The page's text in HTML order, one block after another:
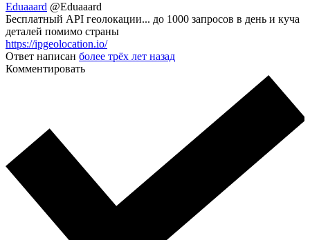
Eduaaard @Eduaaard
Бесплатный API геолокации... до 1000 запросов в день и куча
деталей помимо страны
https://ipgeolocation.io/
Ответ написан более трёх лет назад
Комментировать